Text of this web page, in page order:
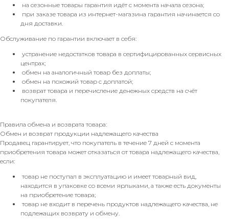
на сезонные товары гарантия идёт с момента начала сезона;
при заказе товара из интернет-магазина гарантия начинается со
дня доставки.
Обслуживание по гарантии включает в себя:
устранение недостатков товара в сертифицированных сервисных
центрах;
обмен на аналогичный товар без доплаты;
обмен на похожий товар с доплатой;
возврат товара и перечисление денежных средств на счёт
покупателя.
Правила обмена и возврата товара:
Обмен и возврат продукции надлежащего качества
Продавец гарантирует, что покупатель в течение 7 дней с момента
приобретения товара может отказаться от товара надлежащего качества,
если:
товар не поступал в эксплуатацию и имеет товарный вид,
находится в упаковке со всеми ярлыками, а также есть документы
на приобретение товара;
товар не входит в перечень продуктов надлежащего качества, не
подлежащих возврату и обмену.